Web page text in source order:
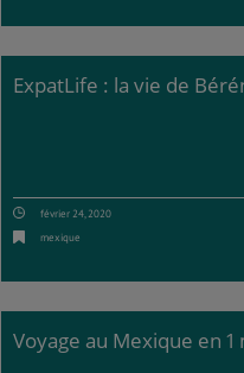
ExpatLife : la vie de
février 24, 2020
mexique
Voyage au Mexique en 1